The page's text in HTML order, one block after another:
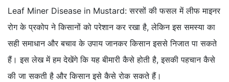
Leaf Miner Disease in Mustard: सरसों की फसल में लीफ माइनर
रोग के प्रकोप ने किसानों को परेशान कर रखा है, लेकिन इस समस्या का
सही समाधान और बचाव के उपाय जानकर किसान इससे निजात पा सकते
हैं। इस लेख में हम देखेंगे कि यह बीमारी कैसे होती है, इसकी पहचान कैसे
की जा सकती है और किसान इसे कैसे रोक सकते हैं।